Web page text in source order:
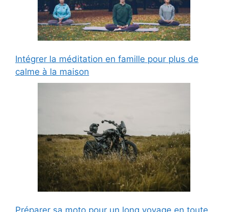
Intégrer la méditation en famille pour plus de
calme à la maison
Préparer sa moto pour un long voyage en toute